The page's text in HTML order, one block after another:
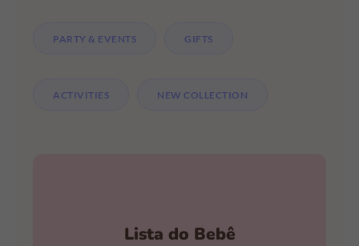
PARTY & EVENTS GIFTS
ACTIVITIES NEW COLLECTION
Lista do Bebê